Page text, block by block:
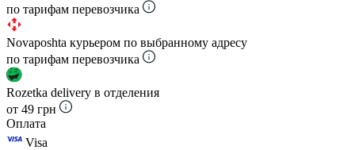
по тарифам перевозчика
Novaposhta курьером по выбранному адресу
по тарифам перевозчика
Rozetka delivery в отделения
от 49 грн
Оплата
Visa